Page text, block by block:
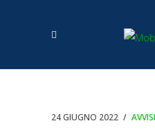
24 GIUGNO 2022